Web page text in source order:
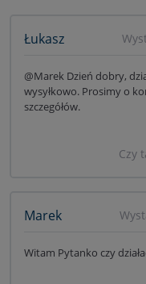
Łukasz
@Marek Dzień dobry,
wysyłkowo. Prosimy o
szczegółów.
Czy
Marek
Witam Pytanko czy